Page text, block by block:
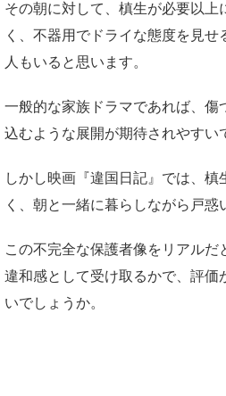
その朝に対して、槙生が必要以上
く、不器用でドライな態度を見せ
人もいると思います。
一般的な家族ドラマであれば、傷
込むような展開が期待されやすい
しかし映画『違国日記』では、槙
く、朝と一緒に暮らしながら戸惑
この不完全な保護者像をリアルだ
違和感として受け取るかで、評価
いでしょうか。